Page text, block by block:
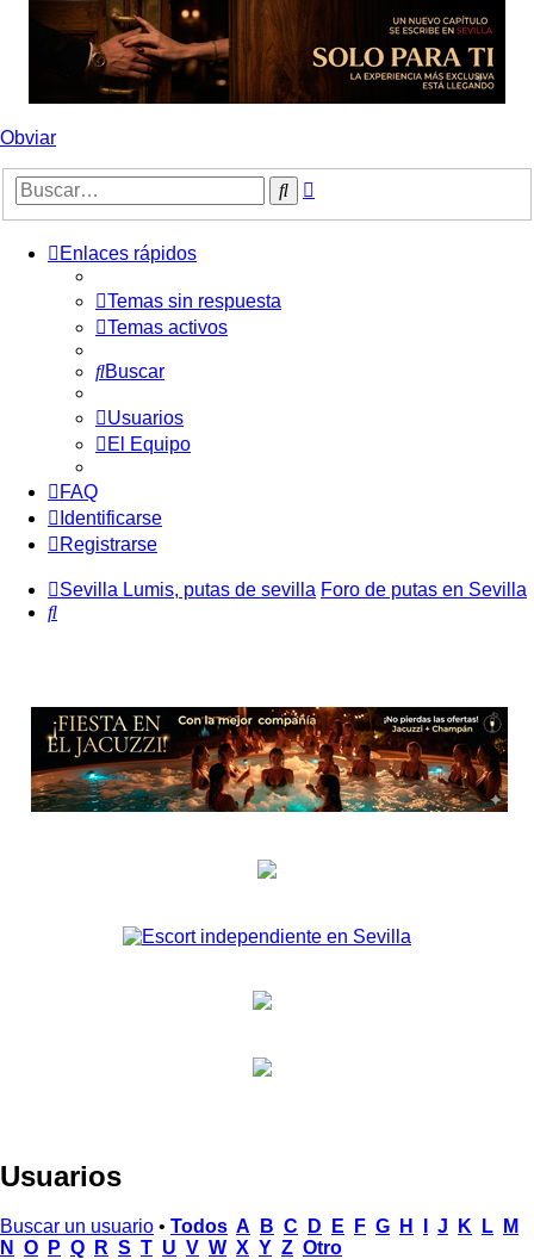
Obviar
Buscar
Enlaces rápidos
Temas sin respuesta
Temas activos
Buscar
Usuarios
El Equipo
FAQ
Identificarse
Registrarse
Sevilla Lumis, putas de sevilla Foro de putas en Sevilla
Buscar
Usuarios
Buscar un usuario • Todos A B C D E F G H J K L
M
N
O P Q R S T U V W X Y Z Otro